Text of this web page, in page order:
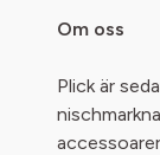
Om oss
Plick är